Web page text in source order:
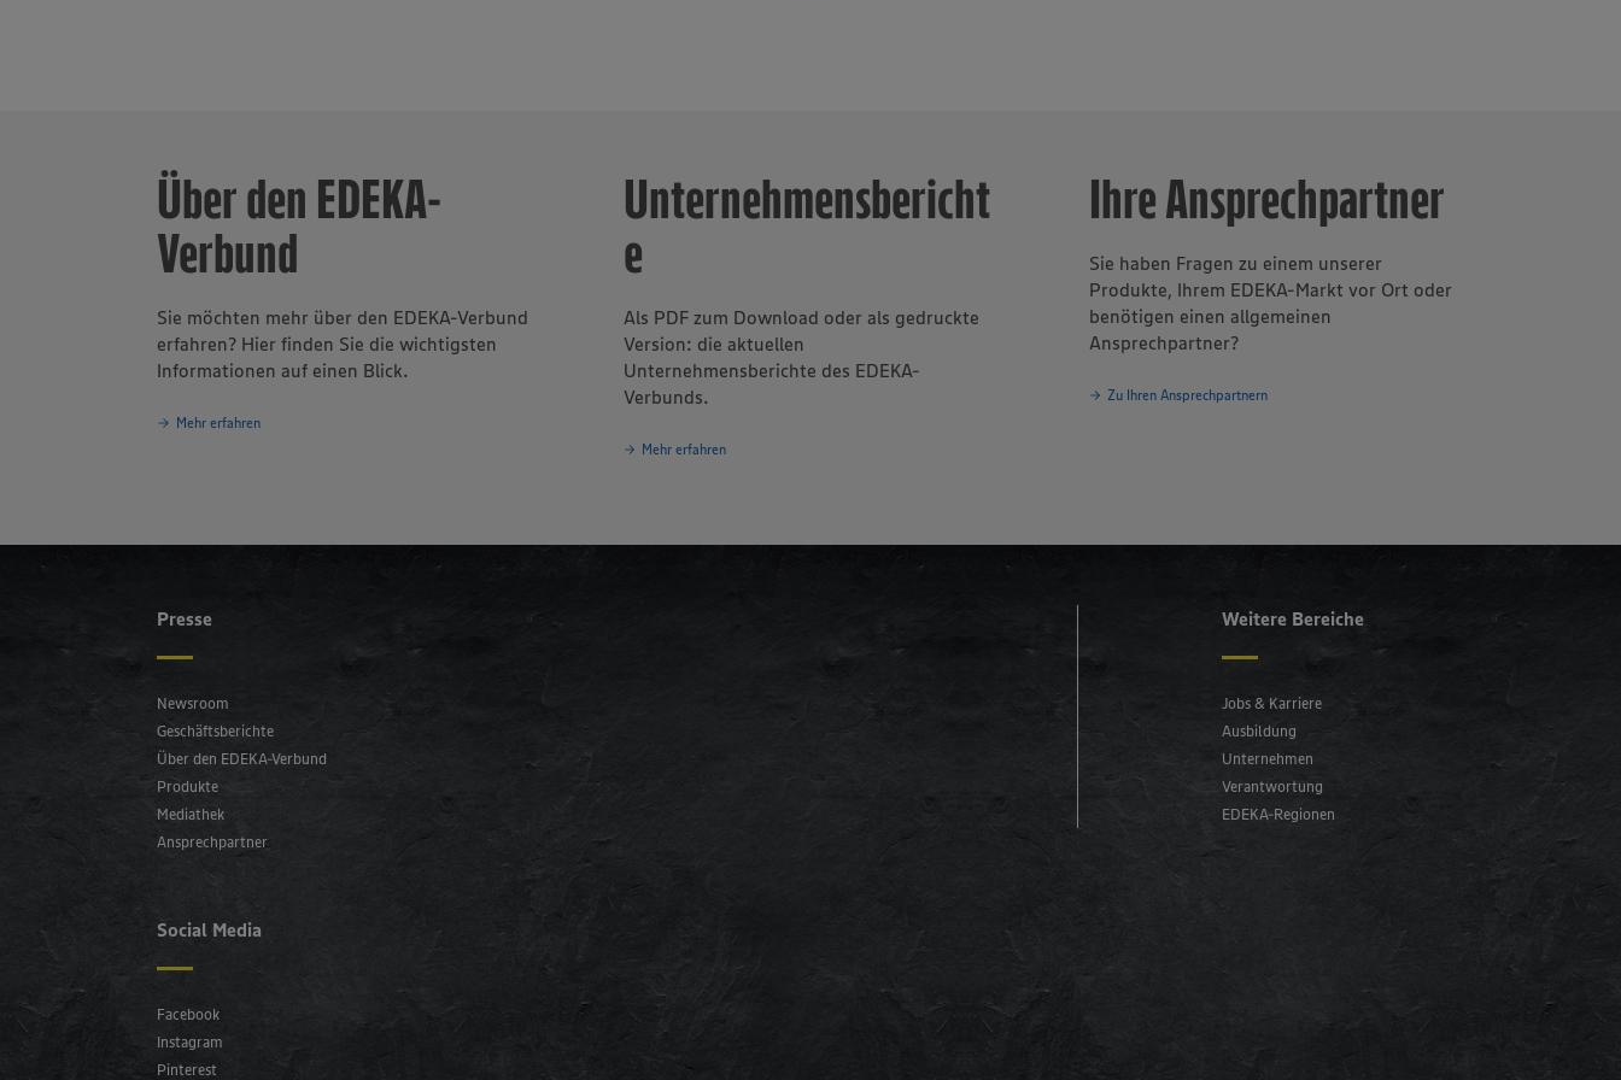
Über den EDEKA-
Verbund
Sie möchten mehr über den EDEKA-Verbund
erfahren? Hier finden Sie die wichtigsten
Informationen auf einen Blick.
Mehr erfahren
Unternehmensbericht
e
Als PDF zum Download oder als gedruckte
Version: die aktuellen
Unternehmensberichte des EDEKA-
Verbunds.
Mehr erfahren
Ihre Ansprechpartner
Sie haben Fragen zu einem unserer
Produkte, Ihrem EDEKA-Markt vor Ort oder
benötigen einen allgemeinen
Ansprechpartner?
Zu Ihren Ansprechpartnern
Presse
Newsroom
Geschäftsberichte
Über den EDEKA-Verbund
Produkte
Mediathek
Ansprechpartner
Social Media
Facebook
Instagram
Pinterest
Weitere Bereiche
Jobs & Karriere
Ausbildung
Unternehmen
Verantwortung
EDEKA-Regionen